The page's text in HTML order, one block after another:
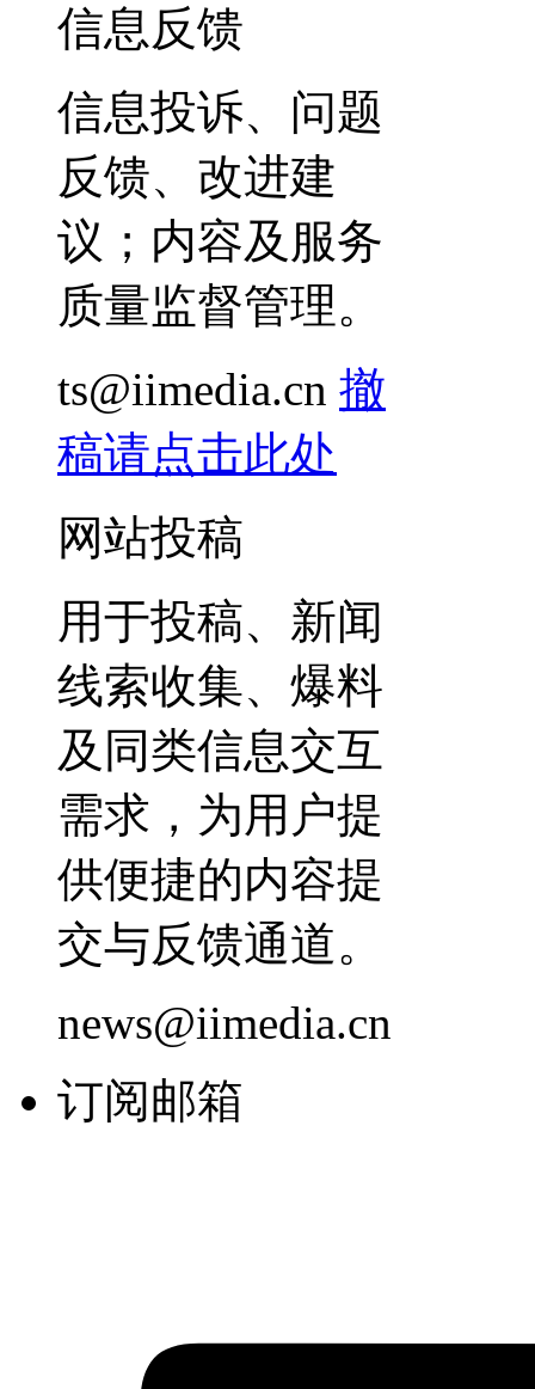
信息反馈
信息投诉、问题
反馈、改进建
议；内容及服务
质量监督管理。
ts@iimedia.cn 撤
稿请点击此处
网站投稿
用于投稿、新闻
线索收集、爆料
及同类信息交互
需求，为用户提
供便捷的内容提
交与反馈通道。
news@iimedia.cn
订阅邮箱